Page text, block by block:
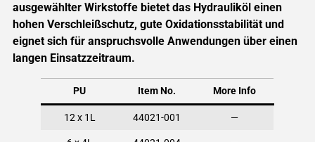
ausgewählter Wirkstoffe bietet das Hydrauliköl einen
hohen Verschleißschutz, gute Oxidationsstabilität und
eignet sich für anspruchsvolle Anwendungen über einen
langen Einsatzzeitraum.
PU Item No. More Info
12 x 1L 44021-001 —